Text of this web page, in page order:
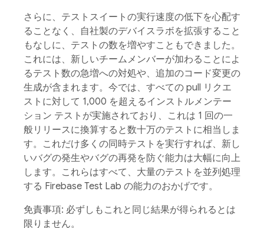
さらに、テストスイートの実行速度の低下を心配す
ることなく、自社製のデバイスラボを拡張すること
もなしに、テストの数を増やすこともできました。
これには、新しいチームメンバーが加わることによ
るテスト数の急増への対処や、追加のコード変更の
生成が含まれます。今では、すべての pull リクエ
ストに対して 1,000 を超えるインストルメンテー
ション テストが実施されており、これは 1 回の一
般リリースに換算すると数十万のテストに相当しま
す。これだけ多くの同時テストを実行すれば、新し
いバグの発生やバグの再発を防ぐ能力は大幅に向上
します。これらはすべて、大量のテストを並列処理
する Firebase Test Lab の能力のおかげです。
免責事項: 必ずしもこれと同じ結果が得られるとは
限りません。